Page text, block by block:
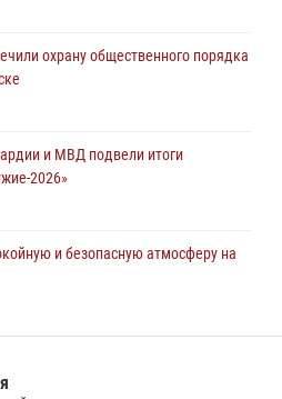
повреждений супруге
охрану общественного порядка
и МВД подвели итоги
и безопасную атмосферу на
мероприятиях: от